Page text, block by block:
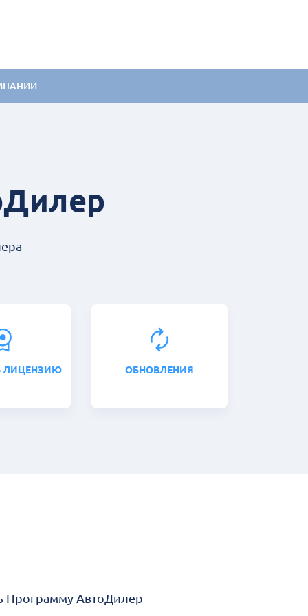
ЛИЦЕНЗИЮ ОБНОВЛЕНИЯ
Программу АвтоДилер